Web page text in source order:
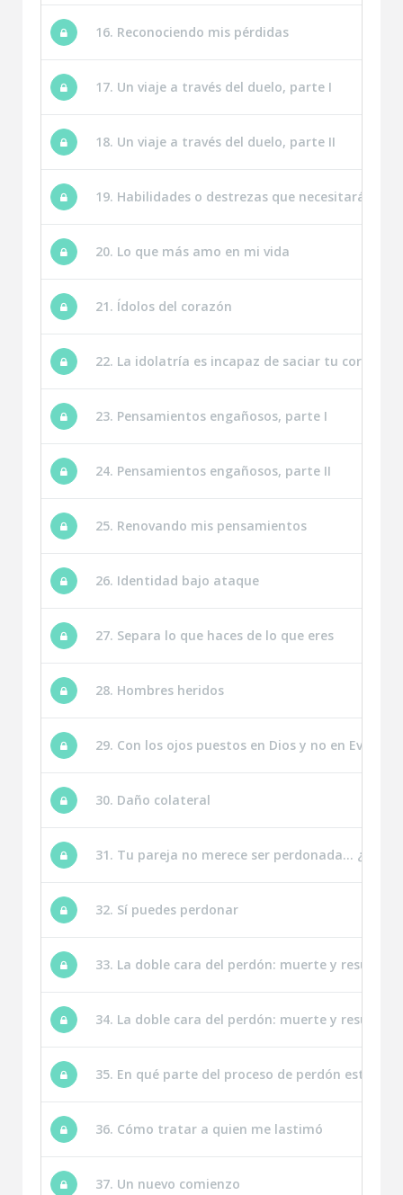
16. Reconociendo mis pérdidas
17. Un viaje a través del duelo, parte I
18. Un viaje a través del duelo, parte II
19. Habilidades o destrezas que necesitarás en
20. Lo que más amo en mi vida
21. Ídolos del corazón
22. La idolatría es incapaz de saciar tu corazón
23. Pensamientos engañosos, parte I
24. Pensamientos engañosos, parte II
25. Renovando mis pensamientos
26. Identidad bajo ataque
27. Separa lo que haces de lo que eres
28. Hombres heridos
29. Con los ojos puestos en Dios y no en Eva
30. Daño colateral
31. Tu pareja no merece ser perdonada… ¿y tú?
32. Sí puedes perdonar
33. La doble cara del perdón: muerte y
34. La doble cara del perdón: muerte y
35. En qué parte del proceso de perdón estoy
36. Cómo tratar a quien me lastimó
37. Un nuevo comienzo